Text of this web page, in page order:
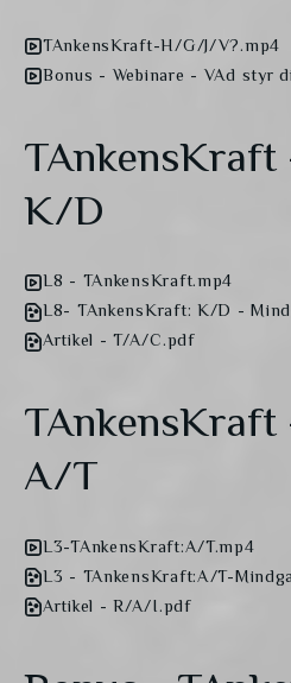
TAnkensKraft-H/G/J/V?.mp4
Bonus - Webinare - VAd styr
TAnkensKraft
K/D
L8 - TAnkensKraft.mp4
L8- TAnkensKraft: K/D -
Artikel - T/A/C.pdf
TAnkensKraft
A/T
L3-TAnkensKraft:A/T.mp4
L3 - TAnkensKraft:A/T-
Artikel - R/A/I.pdf